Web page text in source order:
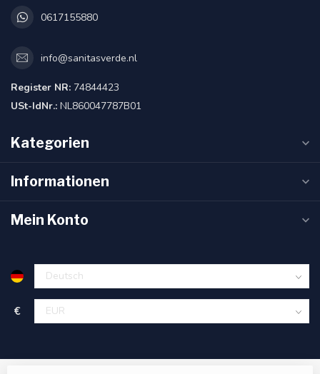
0617155880
info@sanitasverde.nl
Register NR: 74844423
USt-IdNr.: NL860047787B01
Kategorien
Informationen
Mein Konto
€